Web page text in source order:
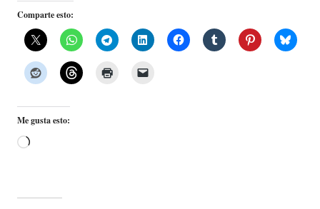
Comparte esto:
Me gusta esto:
Cargando...